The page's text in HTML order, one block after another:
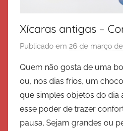
Xícaras antigas –
Publicado em 26 de março
Quem não gosta de uma
ou, nos dias frios, um
que simples objetos do dia
esse poder de trazer
pausa. Sejam grandes ou